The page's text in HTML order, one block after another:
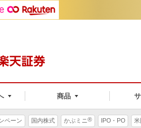
商品
ペーン 国内株式 かぶミニ® IPO・PO